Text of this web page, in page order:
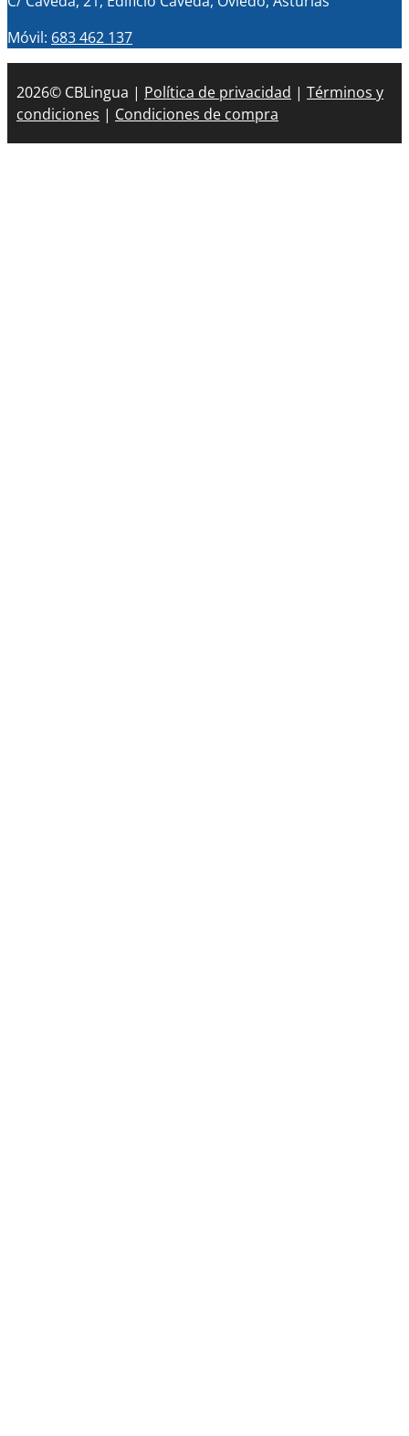
Móvil: 683 462 137
2026© CBLingua | Política de privacidad | Términos y
condiciones | Condiciones de compra